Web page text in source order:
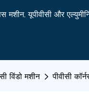
यूपीवीसी और
विंडो मशीन पीवीसी